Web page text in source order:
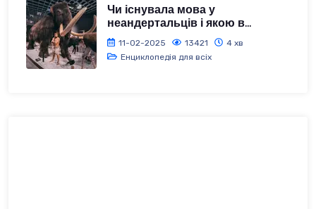
Чи існувала мова у
неандертальців і якою в...
11-02-2025 13421
4 хв
Енциклопедія для всіх